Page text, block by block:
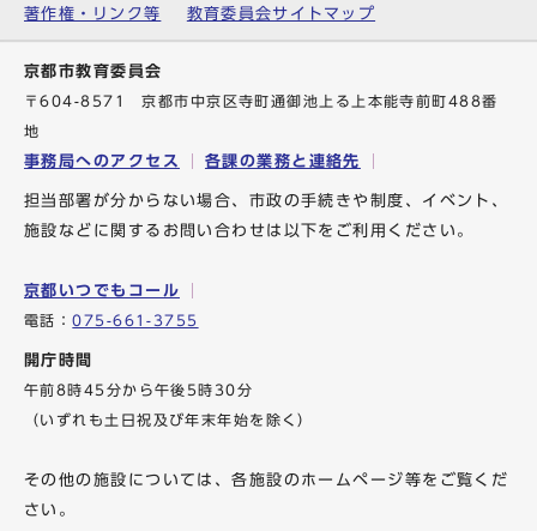
著作権・リンク等 教育委員会サイトマップ
京都市教育委員会
〒604-8571 京都市中京区寺町通御池上る上本能寺前町488番
地
事務局へのアクセス 各課の業務と連絡先
担当部署が分からない場合、市政の手続きや制度、イベント、
施設などに関するお問い合わせは以下をご利用ください。
京都いつでもコール
電話：075-661-3755
開庁時間
午前8時45分から午後5時30分
（いずれも土日祝及び年末年始を除く）
その他の施設については、各施設のホームページ等をご覧くだ
さい。